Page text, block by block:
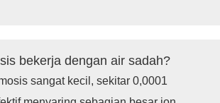
bekerja dengan air sadah?
sangat kecil, sekitar 0,0001